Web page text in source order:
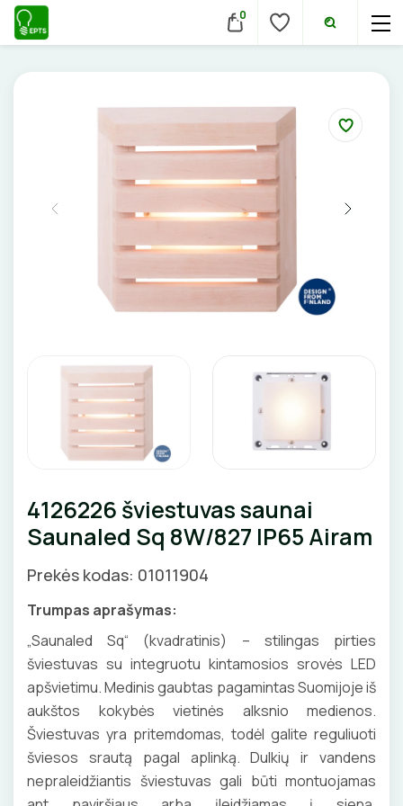
VIDAUS ŠVIESTUVAI
Lubiniai šviestuvai
Pakabinami šviestuvai
Sieniniai šviestuvai
Įmontuojami šviestuvai
Pastatomi šviestuvai
Aukštų patalpų šviestuvai
Pirties apšvietimas
Augalų apšvietimas
LAUKO ŠVIESTUVAI
Lubiniai šviestuvai
Pakabinami šviestuvai
Sieniniai šviestuvai
Pastatomi šviestuvai, stulpeliai
Įmontuojami šviestuvai
Šviestuvai nuo judesio
Gatvių, parkų šviestuvai
APŠVIETIMO SISTEMOS
LED juostų profiliai, priedai
LED juostos
Bėginės apšvietimo sistemos
Magnetinės apšvietimo sistemos
LED lempos
Tradicinės lempos
Specialios paskirties lempos
Maitinimo šaltiniai
Valdikliai, pulteliai
Judesio davikliai
JUNGIKLIAI, KIŠTUKINIAI LIZDAI
MONTAŽINĖS DĖŽUTĖS
VAMZDŽIAI, GOFROS
ĮKROVIMO SPRENDIMAI
Įkrovimo stotelės
Įkrovimo kabeliai
AUTOMATINIAI JUNGIKLIAI
ATSUKTUVAI
0
4126226 šviestuvas saunai
Saunaled Sq 8W/827 IP65 Airam
Prekės kodas: 01011904
Trumpas aprašymas:
„Saunaled Sq“ (kvadratinis) – stilingas pirties
šviestuvas su integruotu kintamosios srovės LED
apšvietimu. Medinis gaubtas pagamintas Suomijoje iš
aukštos kokybės vietinės alksnio medienos.
Šviestuvas yra pritemdomas, todėl galite reguliuoti
šviesos srautą pagal aplinką. Dulkių ir vandens
nepraleidžiantis šviestuvas gali būti montuojamas